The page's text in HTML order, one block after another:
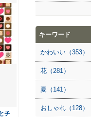
チ
キーワード
かわいい（353）
花（281）
夏（141）
おしゃれ（128）